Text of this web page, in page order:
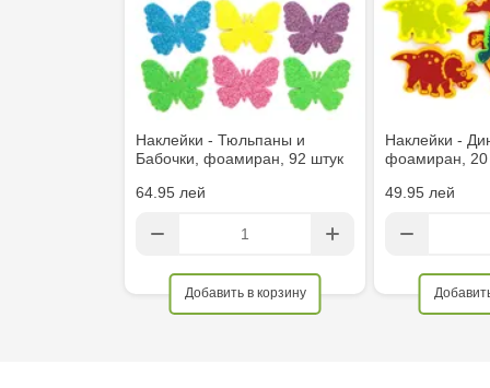
Наклейки - Тюльпаны и
Бабочки, фоамиран, 92 штук
64.95 лей
Добавить в корзину
Наклейки -
фоамиран, 20
49.95 лей